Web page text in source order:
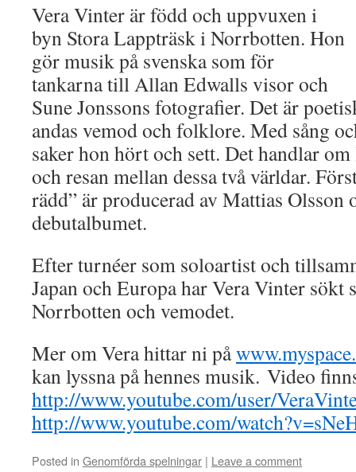
Vera Vinter är född och uppvuxen i
byn Stora Lappträsk i Norrbotten. Hon
gör musik på svenska som för
tankarna till Allan Edwalls visor och
Sune Jonssons fotografier. Det är
andas vemod och folklore. Med sång
saker hon hört och sett. Det handlar
och resan mellan dessa två världar.
rädd” är producerad av Mattias Olsson
debutalbumet.
Efter turnéer som soloartist och
Japan och Europa har Vera Vinter
Norrbotten och vemodet.
Mer om Vera hittar ni på
kan lyssna på hennes musik. Video
http://www.youtube.com/user/
http://www.youtube.com/
Posted in Genomförda spelningar | Leave a comment